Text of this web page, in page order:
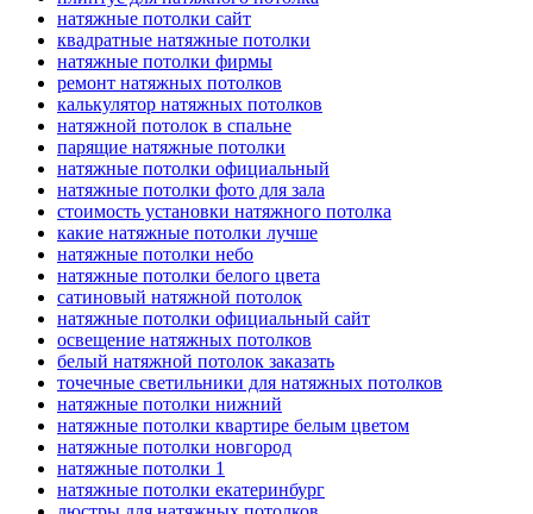
натяжные потолки сайт
квадратные натяжные потолки
натяжные потолки фирмы
ремонт натяжных потолков
калькулятор натяжных потолков
натяжной потолок в спальне
парящие натяжные потолки
натяжные потолки официальный
натяжные потолки фото для зала
стоимость установки натяжного потолка
какие натяжные потолки лучше
натяжные потолки небо
натяжные потолки белого цвета
сатиновый натяжной потолок
натяжные потолки официальный сайт
освещение натяжных потолков
белый натяжной потолок заказать
точечные светильники для натяжных потолков
натяжные потолки нижний
натяжные потолки квартире белым цветом
натяжные потолки новгород
натяжные потолки 1
натяжные потолки екатеринбург